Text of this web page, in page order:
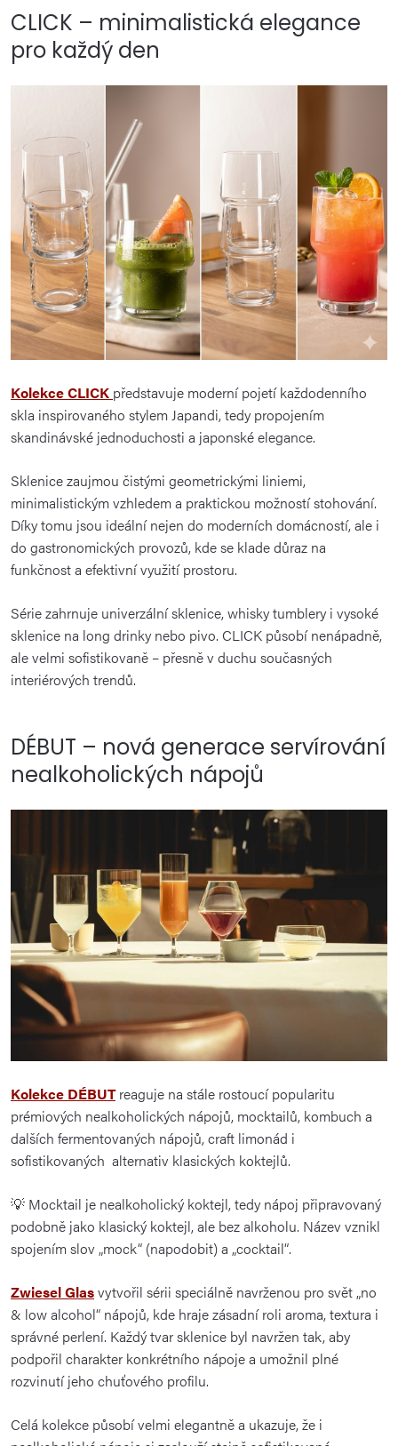
CLICK – minimalistická elegance
pro každý den
Kolekce CLICK představuje moderní pojetí každodenního
skla inspirovaného stylem Japandi, tedy propojením
skandinávské jednoduchosti a japonské elegance.
Sklenice zaujmou čistými geometrickými liniemi,
minimalistickým vzhledem a praktickou možností stohování.
Díky tomu jsou ideální nejen do moderních domácností, ale i
do gastronomických provozů, kde se klade důraz na
funkčnost a efektivní využití prostoru.
Série zahrnuje univerzální sklenice, whisky tumblery i vysoké
sklenice na long drinky nebo pivo. CLICK působí nenápadně,
ale velmi sofistikovaně – přesně v duchu současných
interiérových trendů.
DÉBUT – nová generace servírování
nealkoholických nápojů
Kolekce DÉBUTreaguje na stále rostoucí popularitu
prémiových nealkoholických nápojů, mocktailů, kombuch a
dalších fermentovaných nápojů, craft limonád i
sofistikovaných alternativ klasických koktejlů.
💡 Mocktail je nealkoholický koktejl, tedy nápoj připravovaný
podobně jako klasický koktejl, ale bez alkoholu. Název vznikl
spojením slov „mock“ (napodobit) a „cocktail“.
Zwiesel Glasvytvořil sérii speciálně navrženou pro svět „no
& low alcohol“ nápojů, kde hraje zásadní roli aroma, textura i
správné perlení. Každý tvar sklenice byl navržen tak, aby
podpořil charakter konkrétního nápoje a umožnil plné
rozvinutí jeho chuťového profilu.
Celá kolekce působí velmi elegantně a ukazuje, že i